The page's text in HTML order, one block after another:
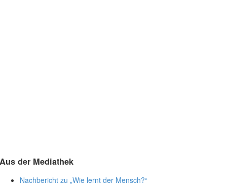
Aus der Mediathek
Nachbericht zu „Wie lernt der Mensch?“